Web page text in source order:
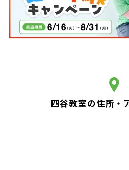
四谷教室の住所・